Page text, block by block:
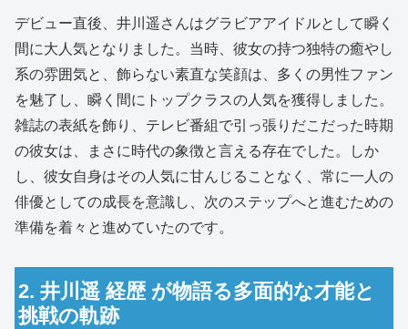
デビュー直後、井川遥さんはグラビアアイドルとして瞬く
間に大人気となりました。当時、彼女の持つ独特の癒やし
系の雰囲気と、飾らない素直な笑顔は、多くの男性ファン
を魅了し、瞬く間にトップクラスの人気を獲得しました。
雑誌の表紙を飾り、テレビ番組で引っ張りだこだった時期
の彼女は、まさに時代の象徴と言える存在でした。しか
し、彼女自身はその人気に甘んじることなく、常に一人の
俳優としての成長を意識し、次のステップへと進むための
準備を着々と進めていたのです。
2. 井川遥 経歴 が物語る多面的な才能と
挑戦の軌跡